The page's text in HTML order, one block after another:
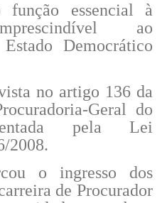
função essencial à
ao
Democrático
no artigo 136 da
Geral do
pela Lei
2008.
o ingresso dos
de Procurador